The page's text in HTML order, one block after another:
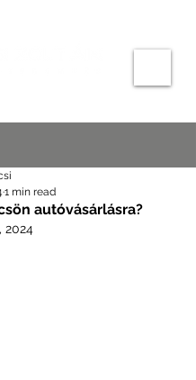
autóvásárlásra?
1 min read
2024